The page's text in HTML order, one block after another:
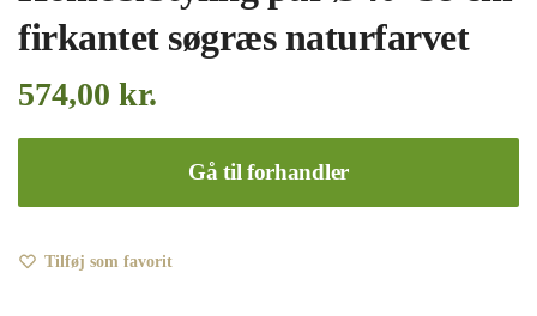
firkantet søgræs naturfarvet
574,00 kr.
Gå til forhandler
Tilføj som favorit